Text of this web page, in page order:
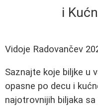
i
Vidoje Radovančev
Saznajte koje biljke u
opasne po decu i
najotrovnijih biljaka